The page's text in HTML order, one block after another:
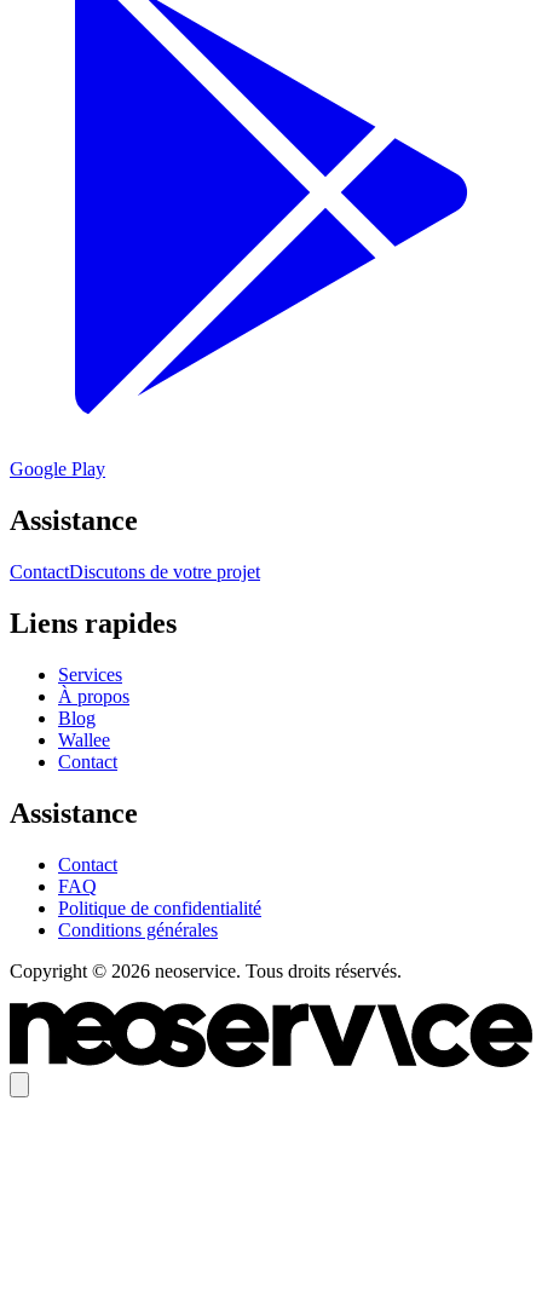
Google Play
Assistance
ContactDiscutons de votre projet
Liens rapides
Services
À propos
Blog
Wallee
Contact
Assistance
Contact
FAQ
Politique de confidentialité
Conditions générales
Copyright © 2026 neoservice. Tous droits réservés.